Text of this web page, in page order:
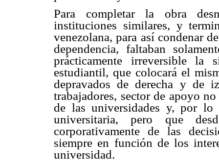
Para completar la obra
instituciones similares, y
venezolana, para así condenar
dependencia, faltaban
prácticamente irreversible la
estudiantil, que colocará el
depravados de derecha y de
trabajadores, sector de apoyo
de las universidades y, por lo
universitaria, pero que
corporativamente de las
siempre en función de los
universidad.